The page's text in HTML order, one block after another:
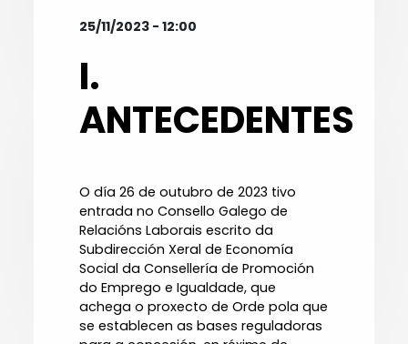
25/11/2023 - 12:00
I.
ANTECEDENTES
O día 26 de outubro de 2023 tivo
entrada no Consello Galego de
Relacións Laborais escrito da
Subdirección Xeral de Economía
Social da Consellería de Promoción
do Emprego e Igualdade, que
achega o proxecto de Orde pola que
se establecen as bases reguladoras